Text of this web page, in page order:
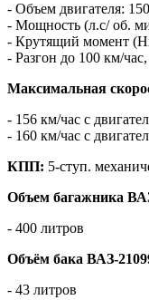
- Объем двигателя:
- Мощность (л.с/ об.
- Крутящий момент
- Разгон до 100 км/
Максимальная
- 156 км/час с
- 160 км/час с
КПП: 5-ступ.
Объем багажника
- 400 литров
Объём бака ВАЗ-
- 43 литров